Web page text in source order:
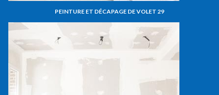
PEINTURE ET DÉCAPAGE DE VOLET 29